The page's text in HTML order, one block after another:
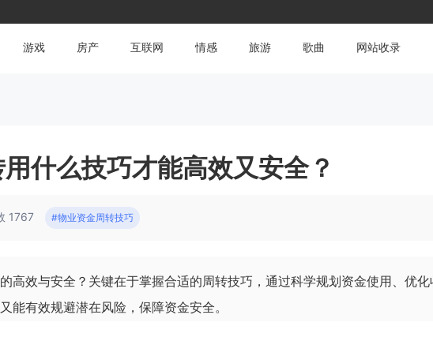
游戏 房产 互联网 情感 旅游 歌曲 网站收录
什么技巧才能高效又安全？
1767 #物业资金周转技巧
高效与安全？关键在于掌握合适的周转技巧，通过科学规划资金使用、优
能有效规避潜在风险，保障资金安全。